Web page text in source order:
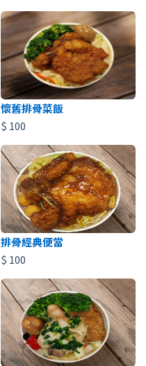
懷舊排骨菜飯
$ 100
排骨經典便當
$ 100